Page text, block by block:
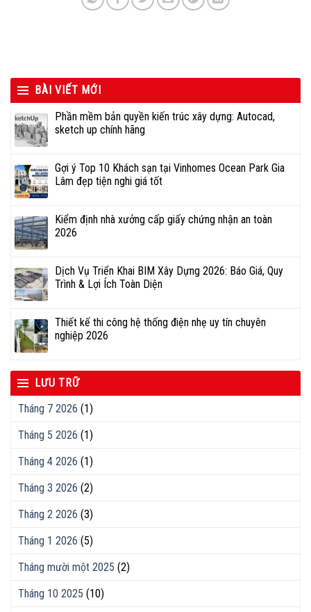
BÀI VIẾT MỚI
Phần mềm bản quyền kiến trúc xây dựng: Autocad,
sketch up chính hãng
Gợi ý Top 10 Khách sạn tại Vinhomes Ocean Park Gia
Lâm đẹp tiện nghi giá tốt
Kiểm định nhà xưởng cấp giấy chứng nhận an toàn
2026
Dịch Vụ Triển Khai BIM Xây Dựng 2026: Báo Giá, Quy
Trình & Lợi Ích Toàn Diện
Thiết kế thi công hệ thống điện nhẹ uy tín chuyên
nghiệp 2026
LƯU TRỮ
Tháng 7 2026 (1)
Tháng 5 2026 (1)
Tháng 4 2026 (1)
Tháng 3 2026 (2)
Tháng 2 2026 (3)
Tháng 1 2026 (5)
Tháng mười một 2025 (2)
Tháng 10 2025 (10)